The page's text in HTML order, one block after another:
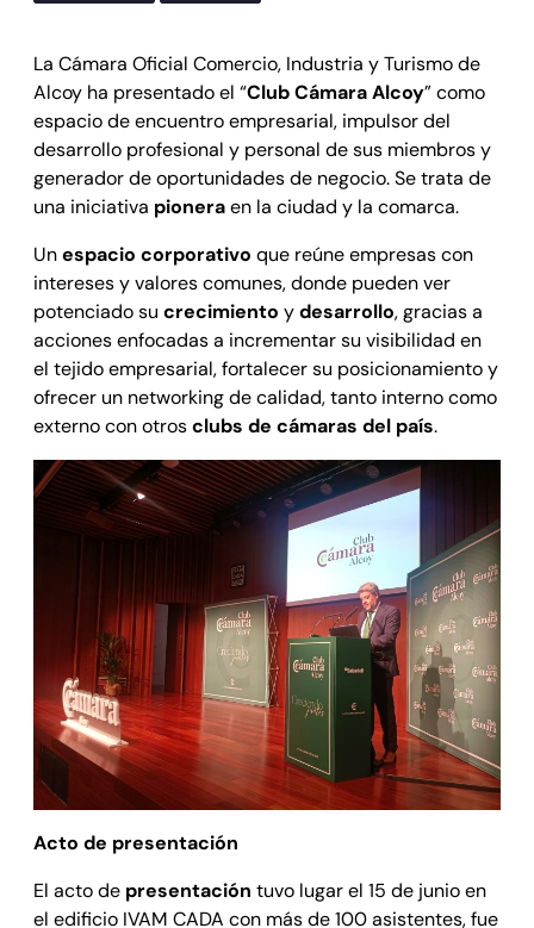
La Cámara Oficial Comercio, Industria y Turismo de
Alcoy ha presentado el “Club Cámara Alcoy” como
espacio de encuentro empresarial, impulsor del
desarrollo profesional y personal de sus miembros y
generador de oportunidades de negocio. Se trata de
una iniciativa pioneraen la ciudad y la comarca.
Unespacio corporativo que reúne empresas con
intereses y valores comunes, donde pueden ver
potenciado su crecimiento ydesarrollo, gracias a
acciones enfocadas a incrementar su visibilidad en
el tejido empresarial, fortalecer su posicionamiento y
ofrecer un networking de calidad, tanto interno como
externo con otrosclubs de cámaras del país.
Acto de presentación
El acto de presentación tuvo lugar el 15 de junio en
el edificio IVAM CADA con más de 100 asistentes, fue